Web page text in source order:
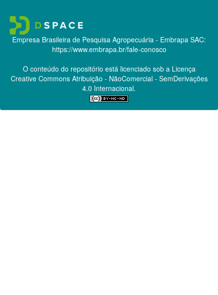
Empresa Brasileira de Pesquisa Agropecuária - Embrapa SAC:
https://www.embrapa.br/fale-conosco
O conteúdo do repositório está licenciado sob a Licença
Creative CommonsAtribuição - NãoComercial - SemDerivações
4.0 Internacional.